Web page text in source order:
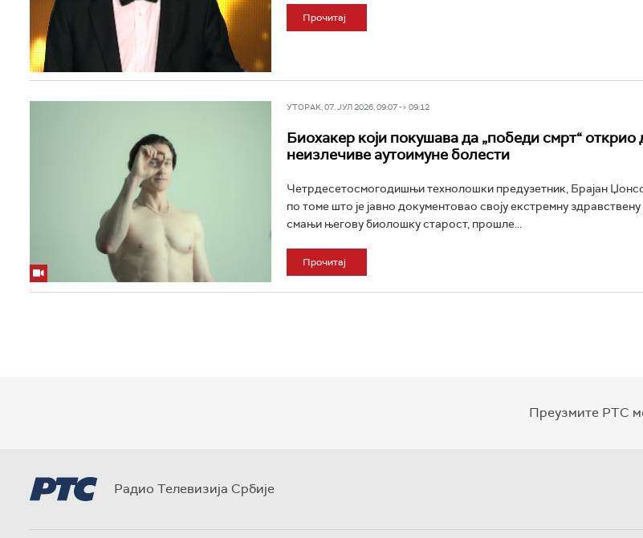
Прочитај
УТОРАК, 07. ЈУЛ 2026, 09:07 -> 09:12
Биохакер који покушава да „победи смрт“ открио
неизлечиве аутоимуне болести
Четрдесетосмогодишњи технолошки предузетник, Брајан
по томе што је јавно документовао своју екстремну
смањи његову биолошку старост, прошле...
Прочитај
Преузмите РТС
Радио Телевизија Србије